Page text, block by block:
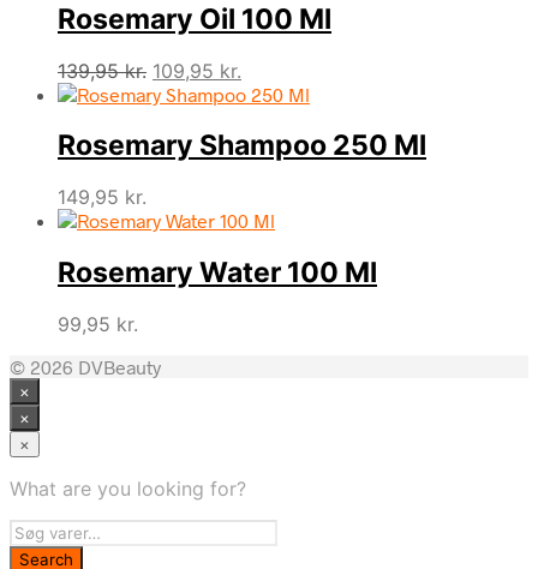
Rosemary Oil 100 Ml
139,95kr. Den
oprindelige
var:
139,95 kr..
109,95 kr.
aktuelle
er:
109,95 kr..
Rosemary Shampoo 250 Ml
149,95 kr.
Rosemary Water 100 Ml
99,95 kr.
© 2026 DVBeauty
×
×
×
What are you looking for?